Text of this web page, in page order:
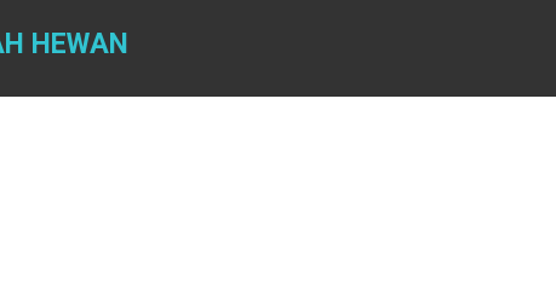
HEWAN